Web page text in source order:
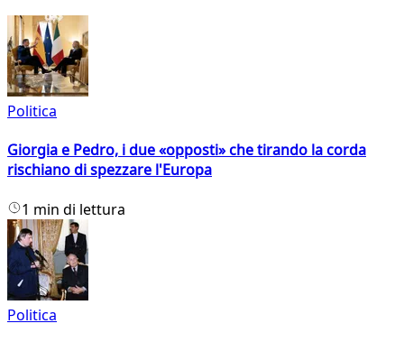
Politica
Giorgia e Pedro, i due «opposti» che tirando la corda
rischiano di spezzare l'Europa
1 min di lettura
Politica